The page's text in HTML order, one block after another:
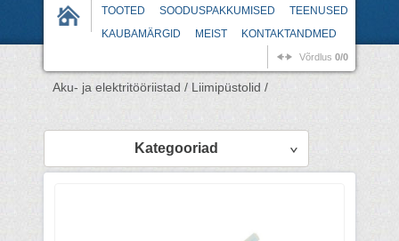
TOOTED SOODUSPAKKUMISED
TEENUSED
KAUBAMÄRGID
MEIST KONTAKTANDMED
Võrdlus 0/0
Aku- ja elektritööriistad / Liimipüstolid /
Kategooriad